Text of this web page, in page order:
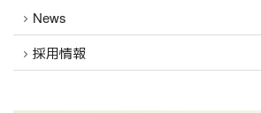
News
採用情報